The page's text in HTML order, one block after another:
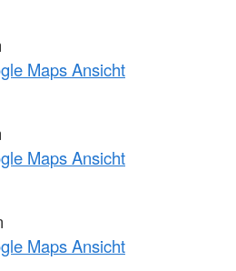
Maps Ansicht
Maps Ansicht
Maps Ansicht